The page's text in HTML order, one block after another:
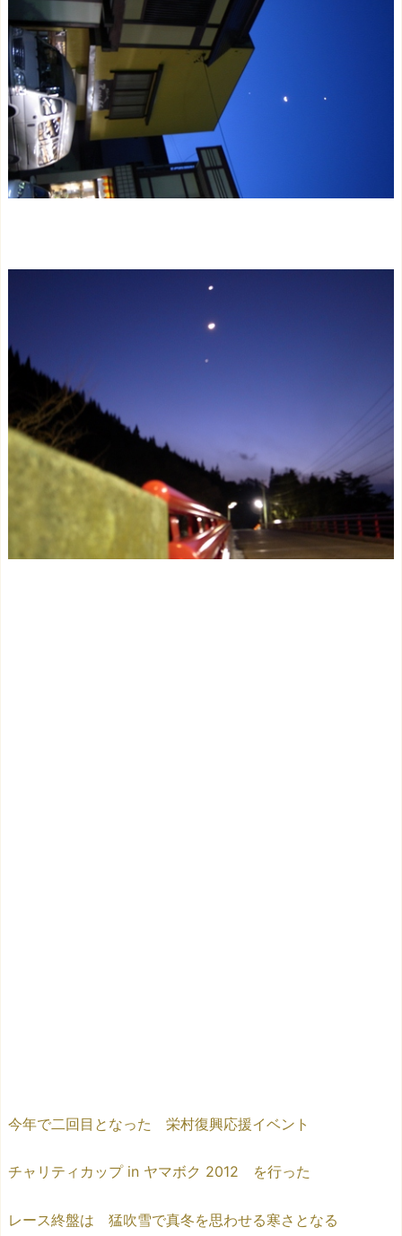
今年で二回目となった 栄村復興応援イベント
チャリティカップ in ヤマボク 2012 を行った
レース終盤は 猛吹雪で真冬を思わせる寒さとなる